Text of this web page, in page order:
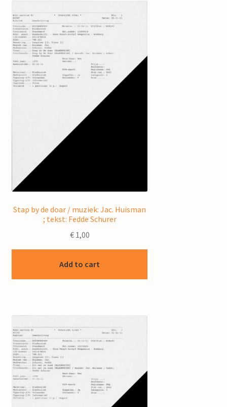
Stap by de doar / muziek: Jac. Huisman
; tekst: Fedde Schurer
€1,00
Add to cart